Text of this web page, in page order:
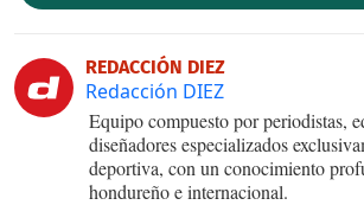
REDACCIÓN DIEZ
Redacción DIEZ
Equipo compuesto por periodistas,
diseñadores especializados
deportiva, con un conocimiento
hondureño e internacional.